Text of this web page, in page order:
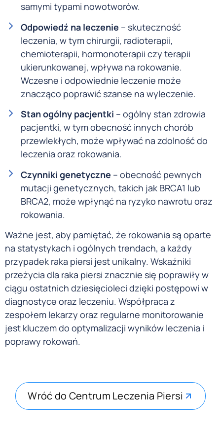
samymi typami nowotworów.
Odpowiedź na leczenie – skuteczność
leczenia, w tym chirurgii, radioterapii,
chemioterapii, hormonoterapii czy terapii
ukierunkowanej, wpływa na rokowanie.
Wczesne i odpowiednie leczenie może
znacząco poprawić szanse na wyleczenie.
Stan ogólny pacjentki – ogólny stan zdrowia
pacjentki, w tym obecność innych chorób
przewlekłych, może wpływać na zdolność do
leczenia oraz rokowania.
Czynniki genetyczne – obecność pewnych
mutacji genetycznych, takich jak BRCA1 lub
BRCA2, może wpłynąć na ryzyko nawrotu oraz
rokowania.
Ważne jest, aby pamiętać, że rokowania są oparte
na statystykach i ogólnych trendach, a każdy
przypadek raka piersi jest unikalny. Wskaźniki
przeżycia dla raka piersi znacznie się poprawiły w
ciągu ostatnich dziesięcioleci dzięki postępowi w
diagnostyce oraz leczeniu. Współpraca z
zespołem lekarzy oraz regularne monitorowanie
jest kluczem do optymalizacji wyników leczenia i
poprawy rokowań.
Wróć do Centrum Leczenia Piersi